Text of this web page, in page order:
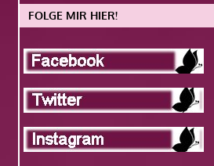
FOLGE MIR HIER!